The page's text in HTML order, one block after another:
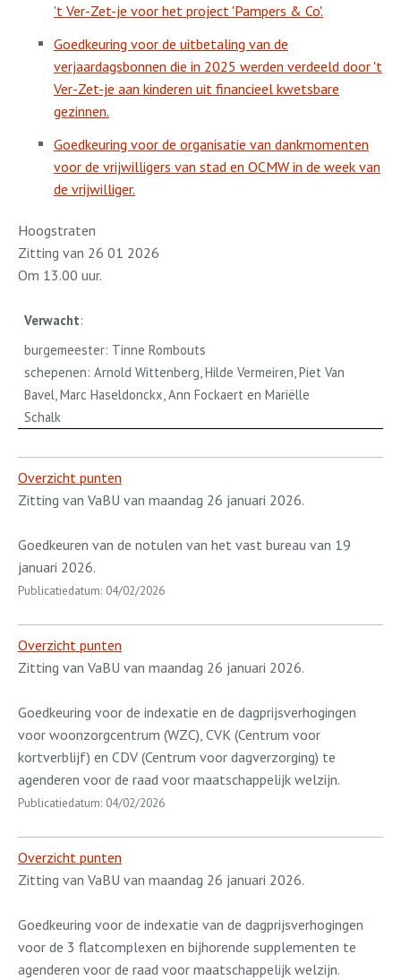
't Ver-Zet-je voor het project 'Pampers & Co'.
Goedkeuring voor de uitbetaling van de
verjaardagsbonnen die in 2025 werden verdeeld door 't
Ver-Zet-je aan kinderen uit financieel kwetsbare
gezinnen.
Goedkeuring voor de organisatie van dankmomenten
voor de vrijwilligers van stad en OCMW in de week van
de vrijwilliger.
Hoogstraten
Zitting van 26 01 2026
Om 13.00 uur.
Verwacht:
burgemeester: Tinne Rombouts
schepenen: Arnold Wittenberg, Hilde Vermeiren, Piet Van
Bavel, Marc Haseldonckx, Ann Fockaert en Mariëlle
Schalk
Overzicht punten
Zitting van VaBU van maandag 26 januari 2026.
Goedkeuren van de notulen van het vast bureau van 19
januari 2026.
Publicatiedatum: 04/02/2026
Overzicht punten
Zitting van VaBU van maandag 26 januari 2026.
Goedkeuring voor de indexatie en de dagprijsverhogingen
voor woonzorgcentrum (WZC), CVK (Centrum voor
kortverblijf) en CDV (Centrum voor dagverzorging) te
agenderen voor de raad voor maatschappelijk welzijn.
Publicatiedatum: 04/02/2026
Overzicht punten
Zitting van VaBU van maandag 26 januari 2026.
Goedkeuring voor de indexatie van de dagprijsverhogingen
voor de 3 flatcomplexen en bijhorende supplementen te
agenderen voor de raad voor maatschappelijk welzijn.